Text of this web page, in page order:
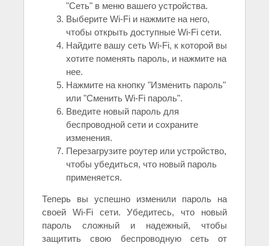
"Сеть" в меню вашего устройства.
Выберите Wi-Fi и нажмите на него,
чтобы открыть доступные Wi-Fi сети.
Найдите вашу сеть Wi-Fi, к которой вы
хотите поменять пароль, и нажмите на
нее.
Нажмите на кнопку "Изменить пароль"
или "Сменить Wi-Fi пароль".
Введите новый пароль для
беспроводной сети и сохраните
изменения.
Перезагрузите роутер или устройство,
чтобы убедиться, что новый пароль
применяется.
Теперь вы успешно изменили пароль на
своей Wi-Fi сети. Убедитесь, что новый
пароль сложный и надежный, чтобы
защитить свою беспроводную сеть от